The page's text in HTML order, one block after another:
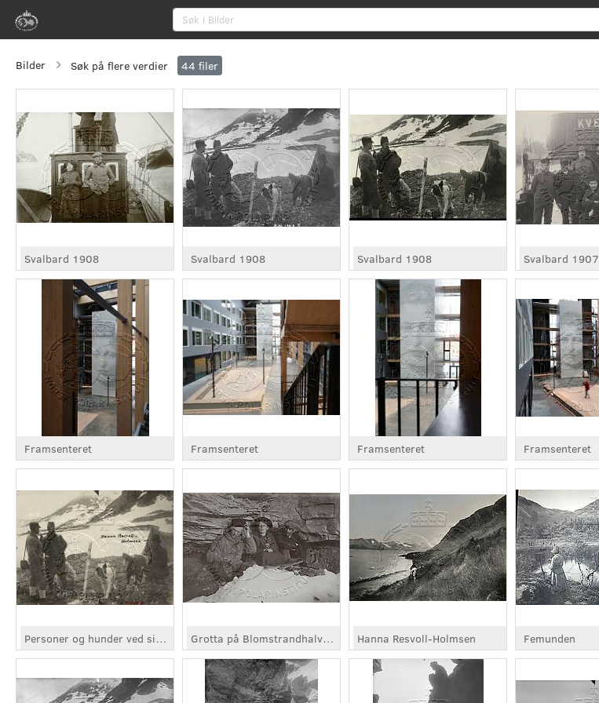
Bilder Søk på flere verdier 44 filer
Svalbard 1908 Svalbard 1908 Svalbard 1908 Svalbard 1907
Framsenteret Framsenteret Framsenteret Framsenteret
Personer og hunder ved siden av telt Grotta på Blomstrandhalvøya Hanna Resvoll-Holmsen Femunden